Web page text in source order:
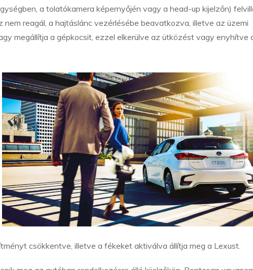
a tolatókamera képernyőjén vagy a head-up kijelzőn)
reagál, a hajtáslánc vezérlésébe beavatkozva, illetve az üzemi
megállítja a gépkocsit, ezzel elkerülve az ütközést vagy enyhítve
csökkentve, illetve a fékeket aktiválva állítja meg a Lexust.